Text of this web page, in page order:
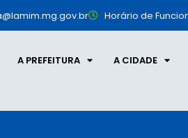
Horário de
A PREFEITURA A CIDADE